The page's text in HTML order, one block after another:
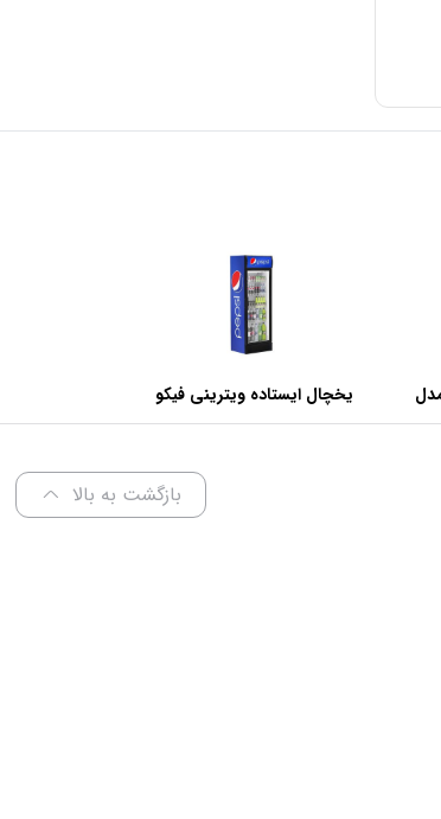
یخچال ایستاده ویترینی فیکو
عرض 60 سانتی متر
بازگشت به بالا